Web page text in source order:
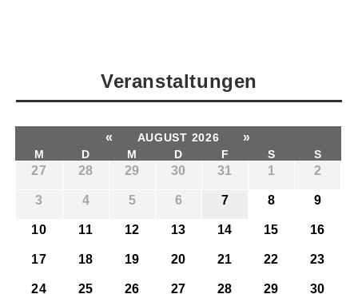
Veranstaltungen
« AUGUST 2026 »
M D M D F S S
27 28 29 30 31 1 2
3 4 5 6 7 8 9
10 11 12 13 14 15 16
17 18 19 20 21 22 23
24 25 26 27 28 29 30